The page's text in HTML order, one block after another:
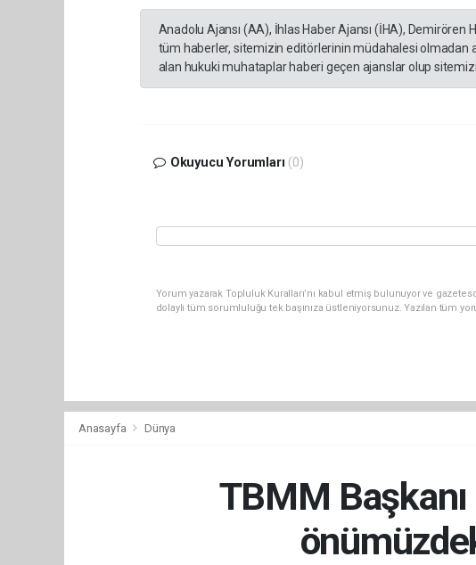
Anadolu Ajansı (AA), İhlas Haber Ajansı (İHA), Demirören
tüm haberler, sitemizin editörlerinin müdahalesi olmadan
alan hukuki muhataplar haberi geçen ajanslar olup
Okuyucu Yorumları (0)
Yorum yazarak Topluluk Kuralları’nı kabul etmiş bulunuyor ve
dolaylı tüm sorumluluğu tek başınıza üstleniyorsunuz. Yazılan tüm
Anasayfa Dünya
TBMM